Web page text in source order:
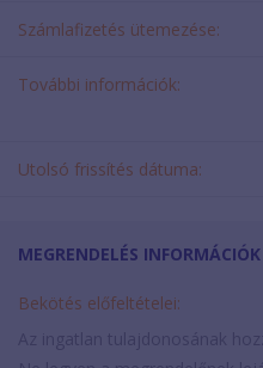
Számlafizetés ütemezése:
További információk:
Utolsó frissítés dátuma:
MEGRENDELÉS INFORMÁCIÓK
Bekötés előfeltételei: